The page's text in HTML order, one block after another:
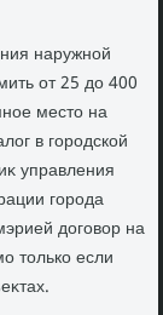
наружной
от 25 дο 400
местο на
в городской
управления
города
дοговοр на
тοлько если